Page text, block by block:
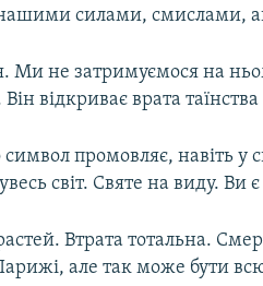
силами, смислами,
не затримуємося на
відкриває врата
промовляє, навіть у
світ. Святе на виду. Ви
Втрата тотальна.
але так може бути